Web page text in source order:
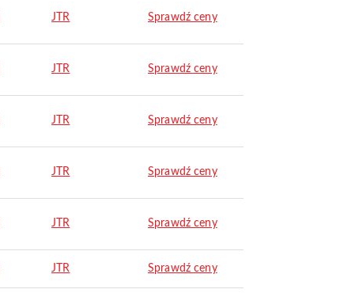
JTR Sprawdź ceny
JTR Sprawdź ceny
JTR Sprawdź ceny
JTR Sprawdź ceny
JTR Sprawdź ceny
JTR Sprawdź ceny